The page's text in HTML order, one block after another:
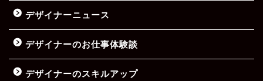
デザイナーニュース
デザイナーのお仕事体験談
デザイナーのスキルアップ